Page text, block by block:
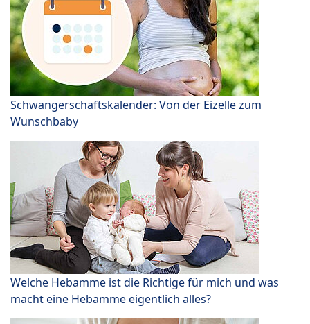
Schwangerschaftskalender: Von der Eizelle zum
Wunschbaby
Welche Hebamme ist die Richtige für mich und was
macht eine Hebamme eigentlich alles?